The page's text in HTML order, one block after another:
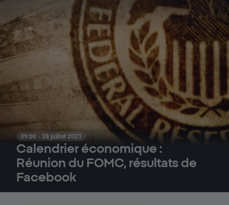
09:00 · 28 juillet 2021
Calendrier économique :
Réunion du FOMC, résultats de
Facebook